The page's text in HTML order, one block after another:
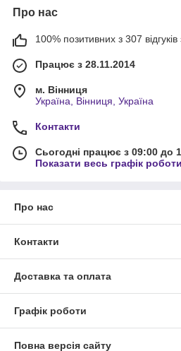
Про нас
100% позитивних з 307 відгуків
Працює з 28.11.2014
м. Вінниця
Україна, Вінниця, Україна
Контакти
Сьогодні працює з 09:00 до
Показати весь графік роботи
Про нас
Контакти
Доставка та оплата
Графік роботи
Повна версія сайту